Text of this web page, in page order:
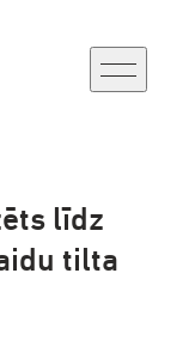
līdz
tilta